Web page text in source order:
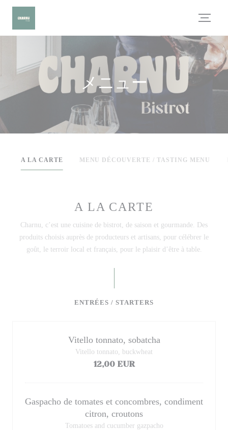
クッキー利用の管理について
メニュー
A LA CARTE MENU DÉCOUVERTE / TASTING MENU
A LA CARTE
Charnu, c’est une cuisine de bistrot, de saison et gourmande. Des
produits choisis auprès de producteurs et artisans, pour célébrer le
goût, le terroir local et français, pour le plaisir d’être à table.
ENTRÉES / STARTERS
Vitello tonnato, sobatcha
Vitello tonnato, buckwheat
12,00 EUR
Gaspacho de tomates et concombres, condiment
citron, croutons
Tomatoes and cucumber gazpacho